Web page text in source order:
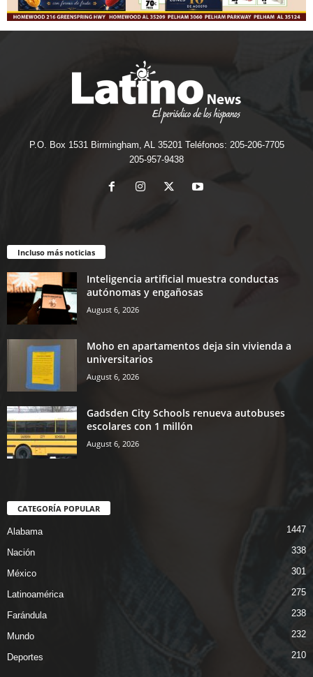
P.O. Box 1531 Birmingham, AL 35201 Teléfonos: 205-206-7705
205-957-9438
Incluso más noticias
Inteligencia artificial muestra conductas
autónomas y engañosas
August 6, 2026
Moho en apartamentos deja sin vivienda a
universitarios
August 6, 2026
Gadsden City Schools renueva autobuses
escolares con 1 millón
August 6, 2026
CATEGORÍA POPULAR
Alabama 1447
Nación 338
México 301
Latinoamérica 275
Farándula 238
Mundo 232
Deportes 210